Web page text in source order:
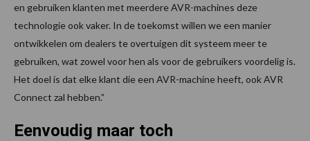
en gebruiken klanten met meerdere AVR-machines deze
technologie ook vaker. In de toekomst willen we een manier
ontwikkelen om dealers te overtuigen dit systeem meer te
gebruiken, wat zowel voor hen als voor de gebruikers voordelig is.
Het doel is dat elke klant die een AVR-machine heeft, ook AVR
Connect zal hebben.”
Eenvoudig maar toch